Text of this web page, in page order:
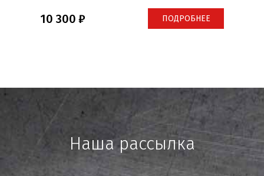
10 300 ПОДРОБНЕЕ
Наша рассылка